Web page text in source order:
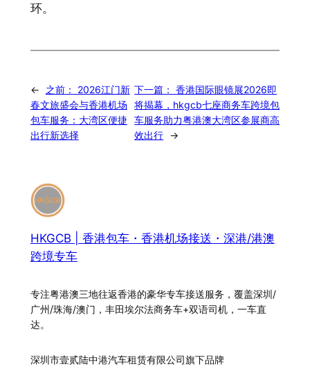
环。
← 之前： 2026江门新
春文旅盛会与香港机场
包车服务：大湾区便捷
出行新选择
下一篇： 香港国际眼镜展2026即
将揭幕，hkgcb七座商务车跨境包
车服务助力粤港澳大湾区参展商高
效出行 →
HKGCB | 香港包车・香港机场接送・深港/港澳
跨境专车
专注粤港澳三地往返香港的豪华专车接送服务，覆盖深圳/
广州/珠海/澳门，丰田埃尔法商务车+双语司机，一车直
达。
深圳市壹贰陆中港汽车租赁有限公司旗下品牌